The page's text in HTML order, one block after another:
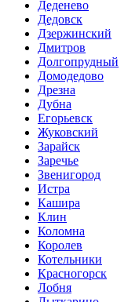
Деденево
Дедовск
Дзержинский
Дмитров
Долгопрудный
Домодедово
Дрезна
Дубна
Егорьевск
Жуковский
Зарайск
Заречье
Звенигород
Истра
Кашира
Клин
Коломна
Королев
Котельники
Красногорск
Лобня